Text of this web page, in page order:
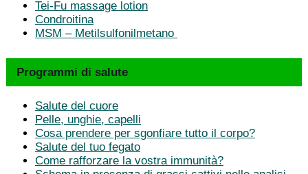
Tei-Fu massage lotion
Condroitina
MSM – Metilsulfonilmetano
Programmi di salute
Salute del cuore
Pelle, unghie, capelli
Cosa prendere per sgonfiare tutto il corpo?
Salute del tuo fegato
Come rafforzare la vostra immunità?